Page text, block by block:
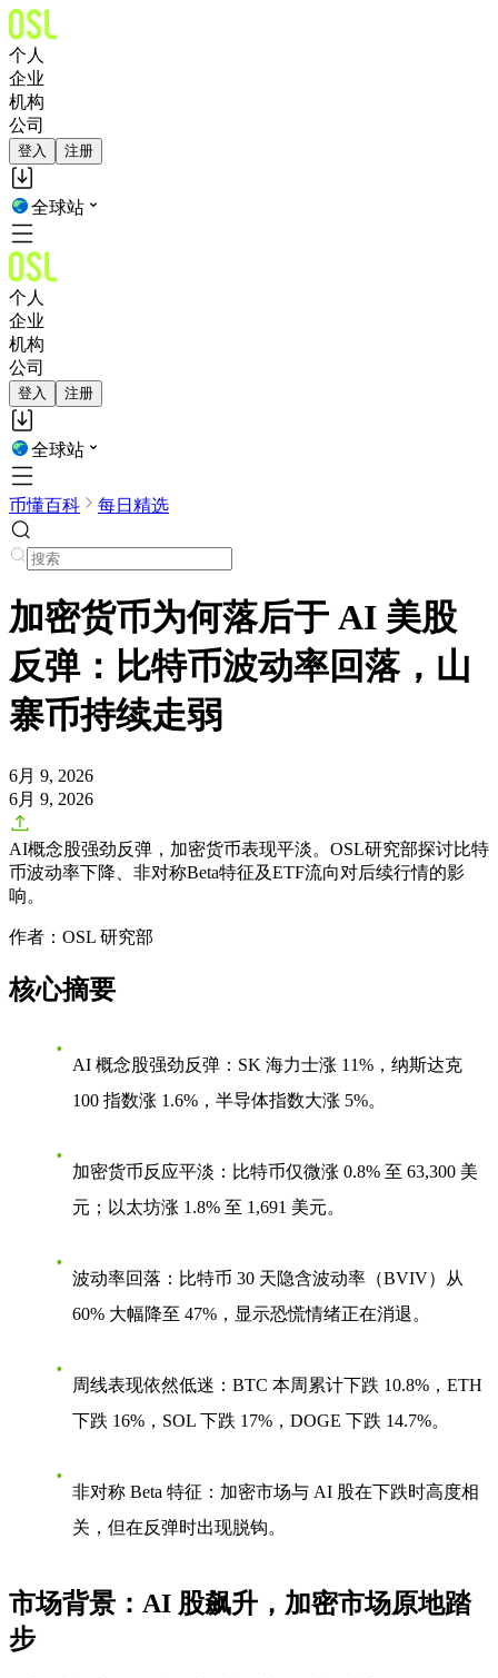
个人
企业
机构
公司
登入 注册
全球站
个人
企业
机构
公司
登入 注册
全球站
币懂百科 每日精选
加密货币为何落后于 AI 美股
反弹：比特币波动率回落，山
寨币持续走弱
6月 9, 2026
6月 9, 2026
AI概念股强劲反弹，加密货币表现平淡。OSL研究部探讨比特
币波动率下降、非对称Beta特征及ETF流向对后续行情的影
响。
作者：OSL 研究部
核心摘要
AI 概念股强劲反弹 ：SK 海力士涨 11%，纳斯达克
100 指数涨 1.6%，半导体指数大涨 5%。
加密货币反应平淡 ：比特币仅微涨 0.8% 至 63,300 美
元；以太坊涨 1.8% 至 1,691 美元。
波动率回落 ：比特币 30 天隐含波动率（BVIV）从
60% 大幅降至 47%，显示恐慌情绪正在消退。
周线表现依然低迷 ：BTC 本周累计下跌 10.8%，ETH
下跌 16%，SOL 下跌 17%，DOGE 下跌 14.7%。
非对称 Beta 特征 ：加密市场与 AI 股在下跌时高度相
关，但在反弹时出现脱钩。
市场背景：AI 股飙升，加密市场原地踏
步